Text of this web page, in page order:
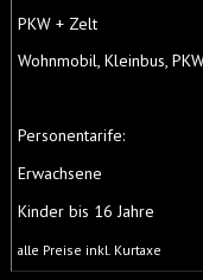
PKW + Zelt
Wohnmobil, Kleinbus,
Personentarife:
Erwachsene
Kinder bis 16 Jahre
alle Preise inkl. Kurtaxe